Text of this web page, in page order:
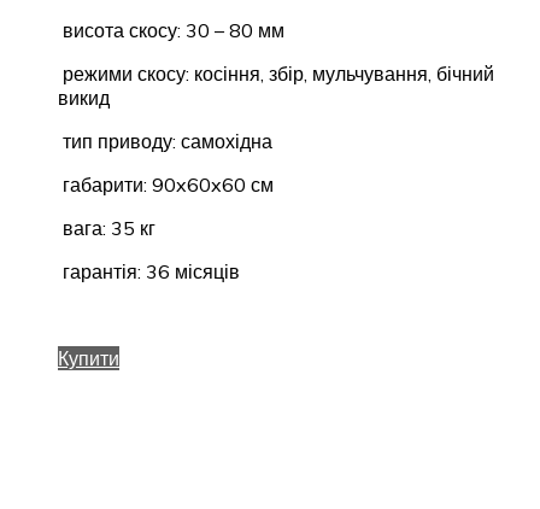
висота скосу: 30 – 80 мм
режими скосу: косіння, збір, мульчування, бічний
викид
тип приводу: самохідна
габарити: 90x60x60 см
вага: 35 кг
гарантія: 36 місяців
Купити